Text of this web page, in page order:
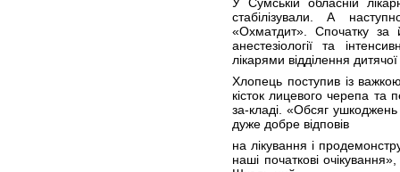
стабілізували. А
«Охматдит». Спочатку за
анестезіології та
лікарями відділення дитячої
Хлопець поступив із
кісток лицевого черепа та
за-кладі. «Обсяг
дуже добре відповів
на лікування і
наші початкові